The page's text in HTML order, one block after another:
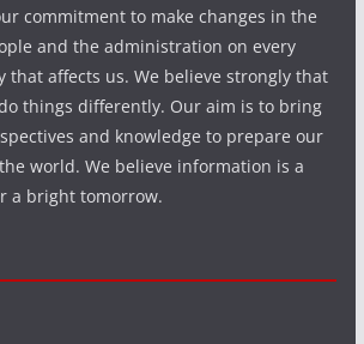
commitment to make changes in the
and the administration on every
that affects us. We believe strongly that
things differently. Our aim is to bring
and knowledge to prepare our
world. We believe information is a
a bright tomorrow.